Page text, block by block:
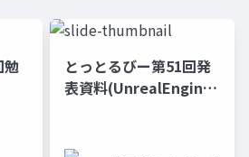
勉
とっとるびー第51回発
表資料(UnrealEngine